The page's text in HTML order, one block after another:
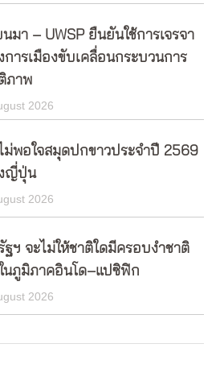
นมา – UWSP ยืนยันใช้การเจรจา
การเมืองขับเคลื่อนกระบวนการ
ภาพ
2026
ม่พอใจสมุดปกขาวประจำปี 2569
ญี่ปุ่น
2026
ฐฯ จะไม่ให้ชาติใดมีครอบงำชาติ
นภูมิภาคอินโด–แปซิฟิก
2026